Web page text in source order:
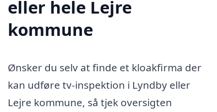
eller hele Lejre
kommune
Ønsker du selv at finde et kloakfirma der
kan udføre tv-inspektion i Lyndby eller
Lejre kommune, så tjek oversigten